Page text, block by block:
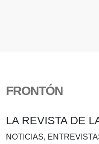
FRONTÓN
LA REVISTA DE
NOTICIAS,